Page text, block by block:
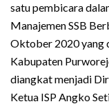
satu pembicara
Manajemen SSB
Oktober 2020 yang
Kabupaten
diangkat menjadi
Ketua ISP Angko